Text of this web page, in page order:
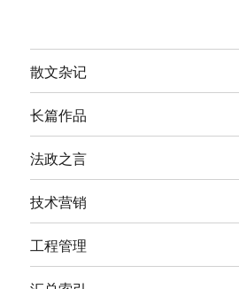
散文杂记
长篇作品
法政之言
技术营销
工程管理